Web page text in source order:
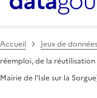
Accueil Jeux de données
réemploi, de la
Mairie de l'Isle sur la